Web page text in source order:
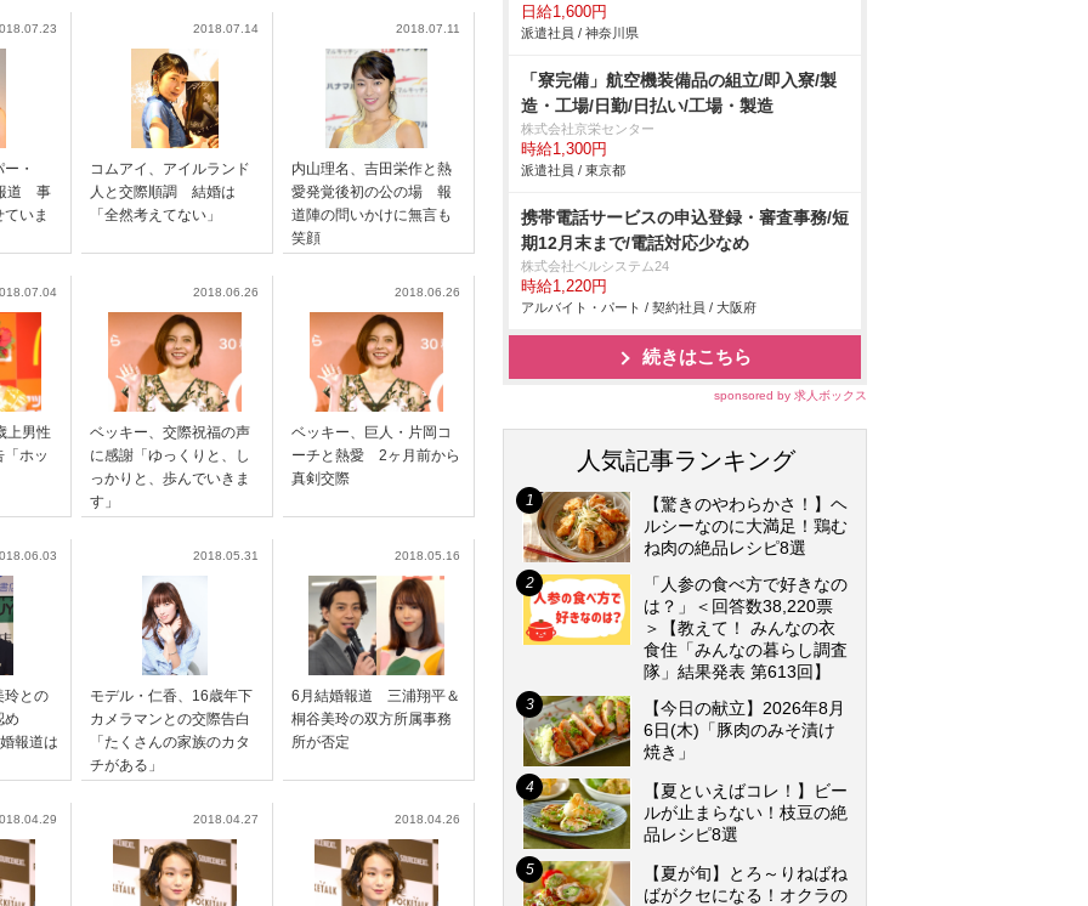
・
道 事
いま
2018.07.14
コムアイ、アイルランド
人と交際順調 結婚は
「全然考えてない」
2018.07.11
内山理名、吉田栄作と熱
愛発覚後初の公の場 報
道陣の問いかけに無言も
笑顔
上男性
ホッ
2018.06.26
ベッキー、交際祝福の声
に感謝「ゆっくりと、し
っかりと、歩んでいきま
す」
2018.06.26
ベッキー、巨人・片岡コ
ーチと熱愛 2ヶ月前から
真剣交際
玲との
め
報道は
2018.05.31
モデル・仁香、16歳年下
カメラマンとの交際告白
「たくさんの家族のカタ
チがある」
2018.05.16
6月結婚報道 三浦翔平＆
桐谷美玲の双方所属事務
所が否定
2018.04.27 2018.04.26
日給1,600円
派遣社員 / 神奈川県
「寮完備」航空機装備品の組立/即入寮/製
造・工場/日勤/日払い/工場・製造
株式会社京栄センター
時給1,300円
派遣社員 / 東京都
携帯電話サービスの申込登録・審査事務/短
期12月末まで/電話対応少なめ
株式会社ベルシステム24
時給1,220円
アルバイト・パート / 契約社員 / 大阪府
続きはこちら
sponsored by 求人ボックス
人気記事ランキング
【驚きのやわらかさ！】ヘ
ルシーなのに大満足！鶏む
ね肉の絶品レシピ8選
「人参の食べ方で好きなの
は？」＜回答数38,220票
＞【教えて！ みんなの衣
食住「みんなの暮らし調査
隊」結果発表 第613回】
【今日の献立】2026年8月
6日(木)「豚肉のみそ漬け
焼き」
【夏といえばコレ！】ビー
ルが止まらない！枝豆の絶
品レシピ8選
【夏が旬】とろ～りねばね
ばがクセになる！オクラの